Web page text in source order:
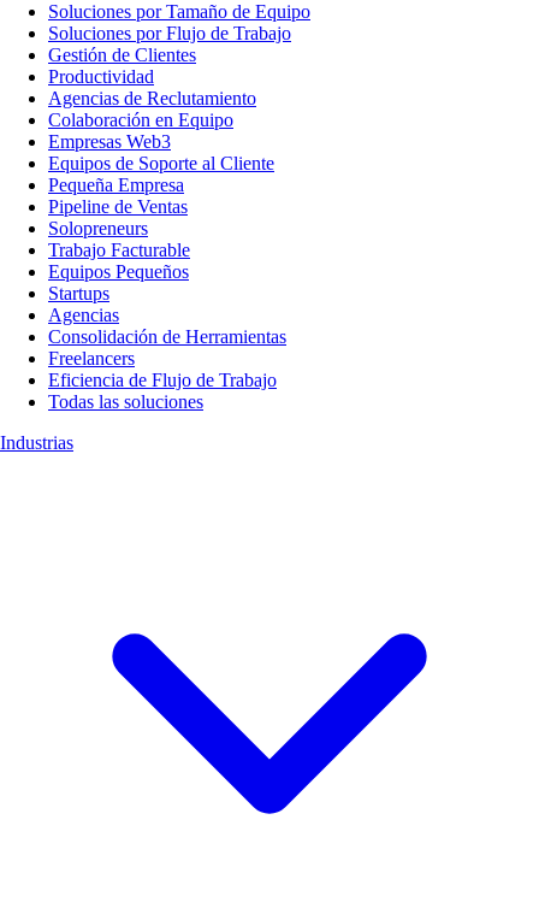
Soluciones por Tamaño de Equipo
Soluciones por Flujo de Trabajo
Gestión de Clientes
Productividad
Agencias de Reclutamiento
Colaboración en Equipo
Empresas Web3
Equipos de Soporte al Cliente
Pequeña Empresa
Pipeline de Ventas
Solopreneurs
Trabajo Facturable
Equipos Pequeños
Startups
Agencias
Consolidación de Herramientas
Freelancers
Eficiencia de Flujo de Trabajo
Todas las soluciones
Industrias